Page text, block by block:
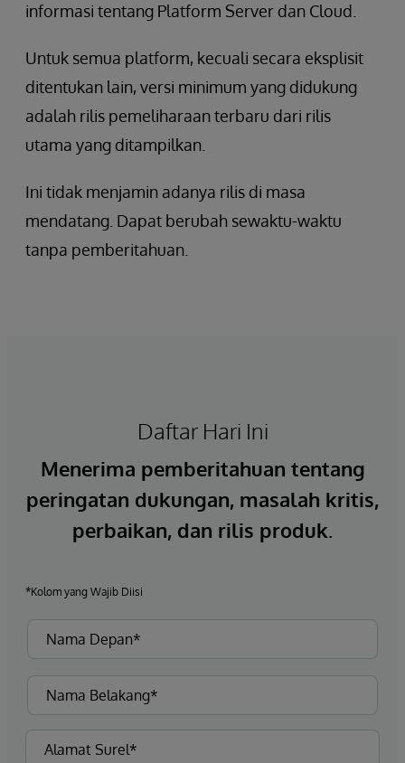
informasi tentang Platform Server dan Cloud.
Untuk semua platform, kecuali secara eksplisit
ditentukan lain, versi minimum yang didukung
adalah rilis pemeliharaan terbaru dari rilis
utama yang ditampilkan.
Ini tidak menjamin adanya rilis di masa
mendatang. Dapat berubah sewaktu-waktu
tanpa pemberitahuan.
Daftar Hari Ini
Menerima pemberitahuan tentang
peringatan dukungan, masalah kritis,
perbaikan, dan rilis produk.
*Kolom yang Wajib Diisi